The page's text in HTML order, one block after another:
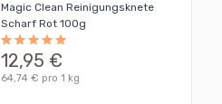
Magic Clean Reinigungsknete
Scharf Rot 100g
12,95 €
64,74 € pro 1 kg